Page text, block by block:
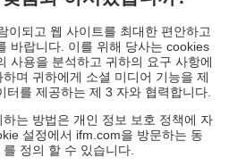
Responsible Disclosure
Cookies